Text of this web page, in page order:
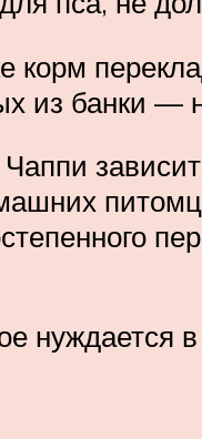
из банки —
нуждается